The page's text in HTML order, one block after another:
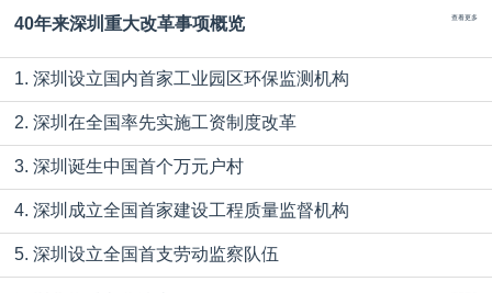
40年来深圳重大改革事项概览 查看更多
1. 深圳设立国内首家工业园区环保监测机构
2. 深圳在全国率先实施工资制度改革
3. 深圳诞生中国首个万元户村
4. 深圳成立全国首家建设工程质量监督机构
5. 深圳设立全国首支劳动监察队伍